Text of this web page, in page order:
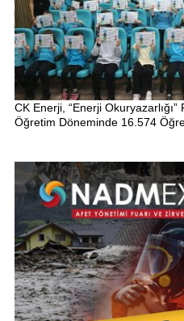
CK Enerji, “Enerji
Öğretim Döneminde 16.574